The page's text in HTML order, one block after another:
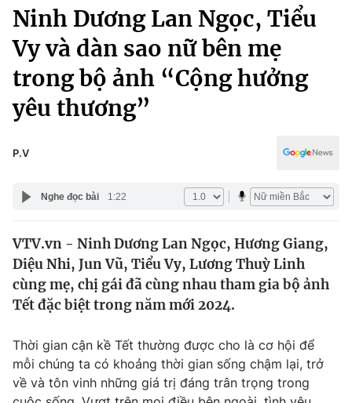
Chuyên mục
Chính trị
Xã hội
Tin tức
Thế giới đó đây
Câu chuyện quốc tế
Kinh tế
Tài chính
Góc doanh nghiệp
Dữ liệu và đời sống
Truyền hình
Phim VTV
Kinh tế
Thể thao
Truyền hình
Văn hóa - Giải trí
Y tế
Đời sống
Ninh Dương Lan Ngọc, Tiểu
Vy và dàn sao nữ bên mẹ
trong bộ ảnh “Cộng hưởng
yêu thương”
P.V
Nghe đọc bài 1:22
VTV.vn - Ninh Dương Lan Ngọc, Hương Giang,
Diệu Nhi, Jun Vũ, Tiểu Vy, Lương Thuỳ Linh
cùng mẹ, chị gái đã cùng nhau tham gia bộ ảnh
Tết đặc biệt trong năm mới 2024.
Thời gian cận kề Tết thường được cho là cơ hội để
mỗi chúng ta có khoảng thời gian sống chậm lại, trở
về và tôn vinh những giá trị đáng trân trọng trong